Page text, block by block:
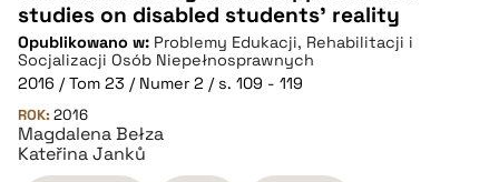
studies on disabled students’ reality
Opublikowano w: Problemy Edukacji, Rehabilitacji i
Socjalizacji Osób Niepełnosprawnych
2016 / Tom 23 / Numer 2 / s. 109 - 119
ROK: 2016
Magdalena Bełza
Kateřina Janků